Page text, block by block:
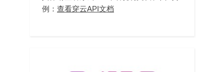
例： 查看穿云API文档